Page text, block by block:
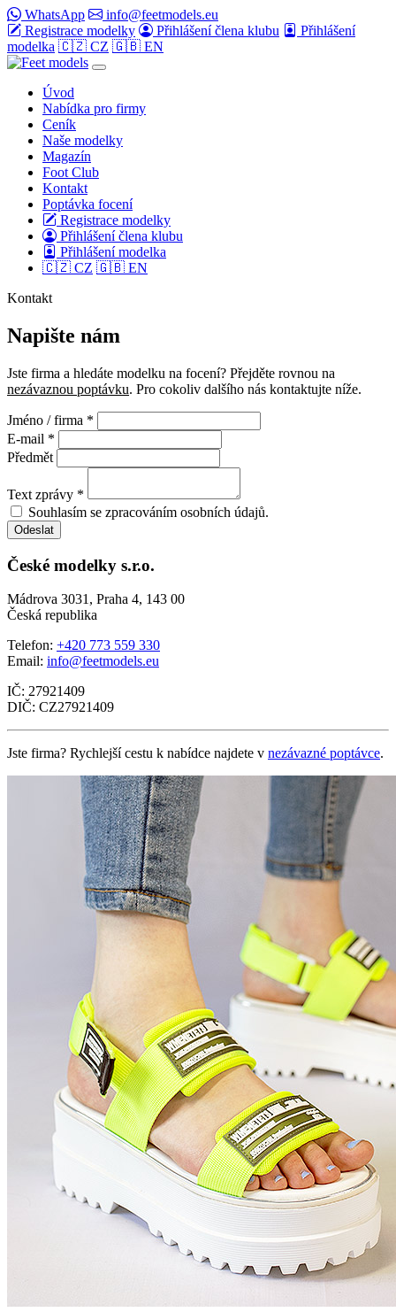
WhatsApp
info@feetmodels.eu
Registrace modelky
Přihlášení člena klubu
Přihlášení
modelka 🇨🇿 CZ 🇬🇧 EN
Úvod
Nabídka pro firmy
Ceník
Naše modelky
Magazín
Foot Club
Kontakt
Poptávka focení
Registrace modelky
Přihlášení člena klubu
Přihlášení modelka
🇨🇿 CZ 🇬🇧 EN
Kontakt
Napište nám
Jste firma a hledáte modelku na focení? Přejděte rovnou na
nezávaznou poptávku. Pro cokoliv dalšího nás kontaktujte níže.
Jméno / firma *
E-mail *
Předmět
Text zprávy *
Souhlasím se zpracováním osobních údajů.
Odeslat
České modelky s.r.o.
Mádrova 3031, Praha 4, 143 00
Česká republika
Telefon: +420 773 559 330
Email: info@feetmodels.eu
IČ: 27921409
DIČ: CZ27921409
Jste firma? Rychlejší cestu k nabídce najdete v nezávazné poptávce.